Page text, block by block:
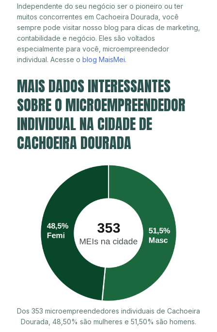
Independente do seu negócio ser o pioneiro ou ter
muitos concorrentes em Cachoeira Dourada, você
sempre pode visitar nosso blog para dicas de marketing,
contabilidade e negócio. Eles são voltados
especialmente para você, microempreendedor
individual. Acesse o blog MaisMei.
MAIS DADOS INTERESSANTES
SOBRE O MICROEMPREENDEDOR
INDIVIDUAL NA CIDADE DE
CACHOEIRA DOURADA
Dos 353 microempreendedores individuais de Cachoeira
Dourada, 48,50% são mulheres e 51,50% são homens.